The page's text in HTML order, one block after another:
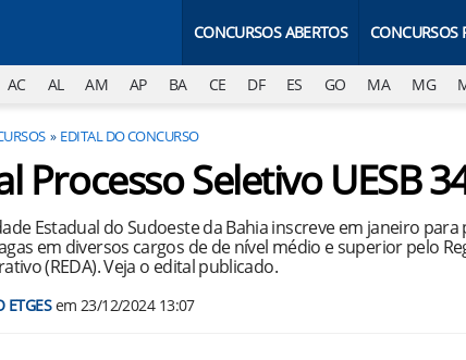
CONCURSOS ABERTOS CONCURSOS
AC AL AM AP BA CE DF ES GO MA MG
EDITAL DO CONCURSO
Processo Seletivo UESB
Estadual do Sudoeste da Bahia inscreve em janeiro
em diversos cargos de de nível médio e superior pelo
(REDA). Veja o edital publicado.
ETGESem 23/12/2024 13:07